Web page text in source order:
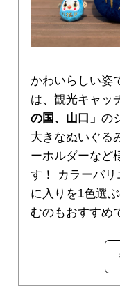
かわいらしい姿
は、観光キャッ
の国、山口」 の
大きなぬいぐる
ーホルダーなど
す！ カラーバ
に入りを1色選
むのもおすすめ